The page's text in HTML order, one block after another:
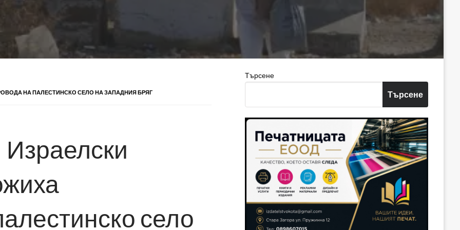
НА ПАЛЕСТИНСКО СЕЛО НА ЗАПАДНИЯ БРЯГ
село
Търсене
Търсене